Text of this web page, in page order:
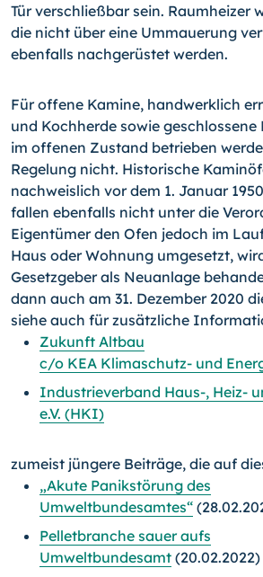
Tür verschließbar sein. Raumheizer
die nicht über eine Ummauerung
ebenfalls nachgerüstet werden.
Für offene Kamine, handwerklich
und Kochherde sowie geschlossene
im offenen Zustand betrieben
Regelung nicht. Historische
nachweislich vor dem 1. Januar
fallen ebenfalls nicht unter die
Eigentümer den Ofen jedoch im
Haus oder Wohnung umgesetzt,
Gesetzgeber als Neuanlage
dann auch am 31. Dezember 2020
siehe auch für zusätzliche
Zukunft Altbau
c/o KEA Klimaschutz- und
Industrieverband Haus-, Heiz-
e.V. (HKI)
zumeist jüngere Beiträge, die auf
„Akute Panikstörung des
Umweltbundesamtes“
Pelletbranche sauer aufs
Umweltbundesamt (20.02.2022)